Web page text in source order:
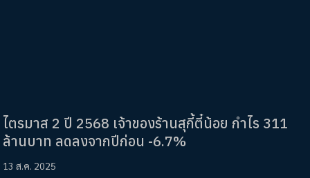
ไตรมาส 2 ปี 2568 เจ้าของร้านสุกี้ตี๋น้อย กำไร 311
ล้านบาท ลดลงจากปีก่อน -6.7%
13 ส.ค. 2025